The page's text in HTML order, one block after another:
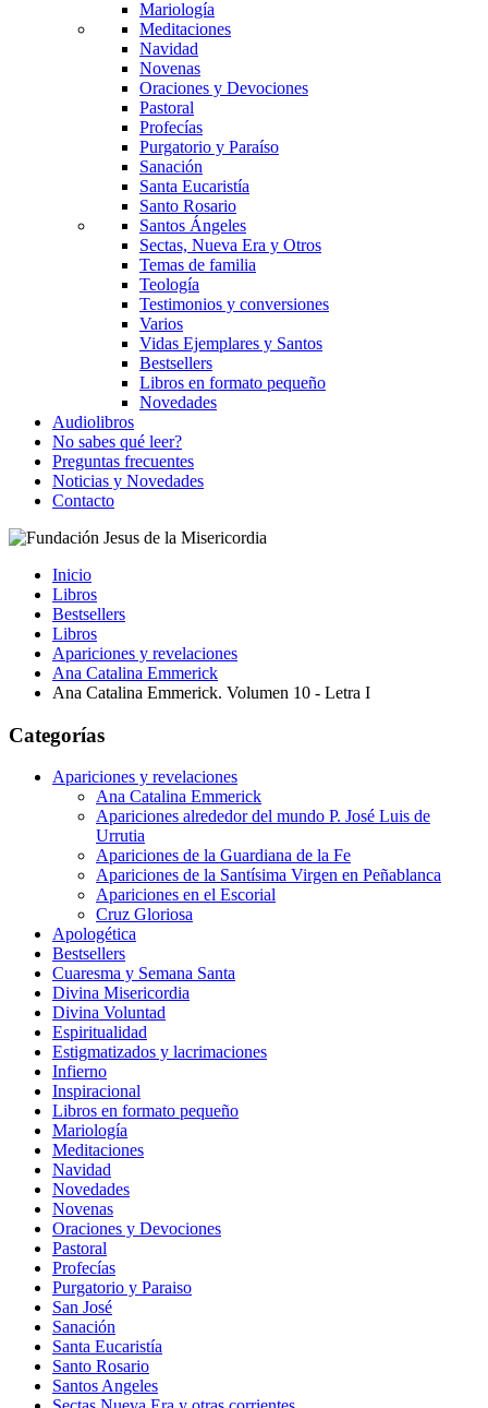
Mariología
Meditaciones
Navidad
Novenas
Oraciones y Devociones
Pastoral
Profecías
Purgatorio y Paraíso
Sanación
Santa Eucaristía
Santo Rosario
Santos Ángeles
Sectas, Nueva Era y Otros
Temas de familia
Teología
Testimonios y conversiones
Varios
Vidas Ejemplares y Santos
Bestsellers
Libros en formato pequeño
Novedades
Audiolibros
No sabes qué leer?
Preguntas frecuentes
Noticias y Novedades
Contacto
Inicio
Libros
Bestsellers
Libros
Apariciones y revelaciones
Ana Catalina Emmerick
Ana Catalina Emmerick. Volumen 10 - Letra I
Categorías
Apariciones y revelaciones
Ana Catalina Emmerick
Apariciones alrededor del mundo P. José Luis de
Urrutia
Apariciones de la Guardiana de la Fe
Apariciones de la Santísima Virgen en Peñablanca
Apariciones en el Escorial
Cruz Gloriosa
Apologética
Bestsellers
Cuaresma y Semana Santa
Divina Misericordia
Divina Voluntad
Espiritualidad
Estigmatizados y lacrimaciones
Infierno
Inspiracional
Libros en formato pequeño
Mariología
Meditaciones
Navidad
Novedades
Novenas
Oraciones y Devociones
Pastoral
Profecías
Purgatorio y Paraiso
San José
Sanación
Santa Eucaristía
Santo Rosario
Santos Angeles